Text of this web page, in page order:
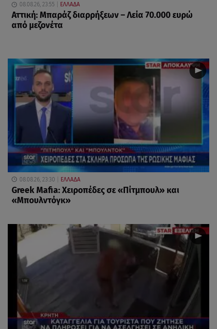
08.08.26, 23:55 ΕΛΛΑΔΑ
Αττική: Μπαράζ διαρρήξεων – Λεία 70.000 ευρώ
από μεζονέτα
08.08.26, 23:30 ΕΛΛΑΔΑ
Greek Mafia: Χειροπέδες σε «Πίτμπουλ» και
«Μπουλντόγκ»